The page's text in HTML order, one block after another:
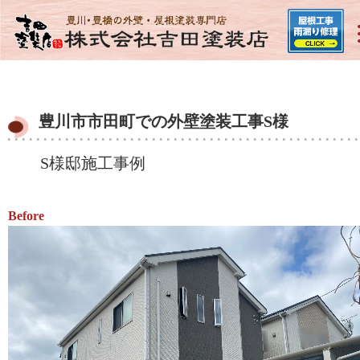
豊川市市田町での外壁塗装工事S様
S様邸施工事例
Before